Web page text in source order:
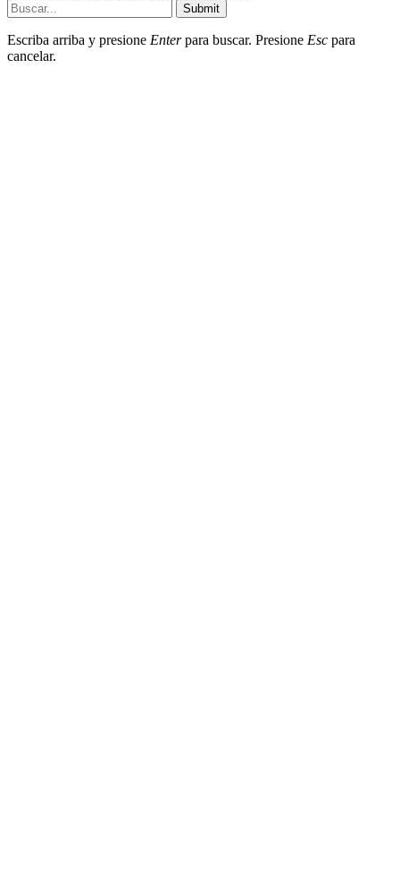
Submit
Escriba arriba y presione Enterpara buscar. Presione Esc para
cancelar.